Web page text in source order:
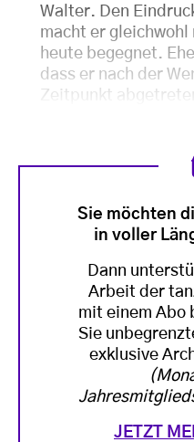
Walter. Den
macht er gleichwohl
heute begegnet.
dass er nach der
Zeitpunkt
Sie möchten
in voller
Dann
Arbeit der
mit einem Abo
Sie
exklusive
JETZT